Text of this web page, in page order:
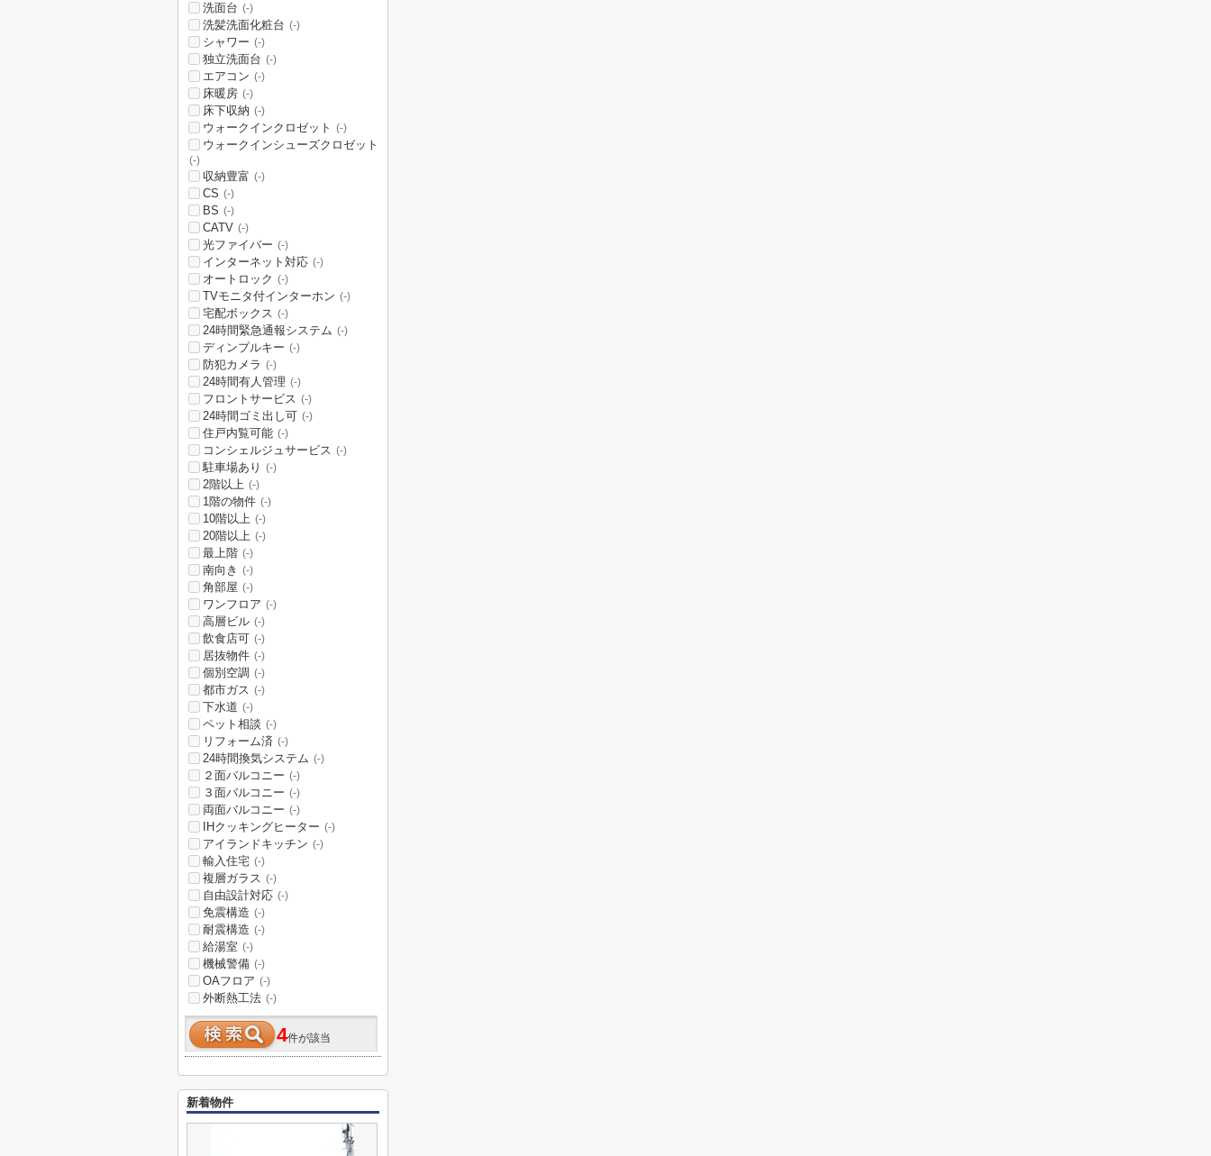
洗面台 (-)
洗髪洗面化粧台 (-)
シャワー (-)
独立洗面台 (-)
エアコン (-)
床暖房 (-)
床下収納 (-)
ウォークインクロゼット (-)
ウォークインシューズクロゼット
(-)
収納豊富 (-)
CS (-)
BS (-)
CATV (-)
光ファイバー (-)
インターネット対応 (-)
オートロック (-)
TVモニタ付インターホン (-)
宅配ボックス (-)
24時間緊急通報システム (-)
ディンプルキー (-)
防犯カメラ (-)
24時間有人管理 (-)
フロントサービス (-)
24時間ゴミ出し可 (-)
住戸内覧可能 (-)
コンシェルジュサービス (-)
駐車場あり (-)
2階以上 (-)
1階の物件 (-)
10階以上 (-)
20階以上 (-)
最上階 (-)
南向き (-)
角部屋 (-)
ワンフロア (-)
高層ビル (-)
飲食店可 (-)
居抜物件 (-)
個別空調 (-)
都市ガス (-)
下水道 (-)
ペット相談 (-)
リフォーム済 (-)
24時間換気システム (-)
２面バルコニー (-)
３面バルコニー (-)
両面バルコニー (-)
IHクッキングヒーター (-)
アイランドキッチン (-)
輸入住宅 (-)
複層ガラス (-)
自由設計対応 (-)
免震構造 (-)
耐震構造 (-)
給湯室 (-)
機械警備 (-)
OAフロア (-)
外断熱工法 (-)
4件が該当
新着物件